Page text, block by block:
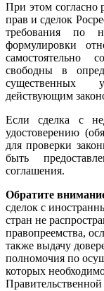
При этом согласно
прав и сделок
требования по
формулировки
самостоятельно
свободны в
существенных
действующим
Если сделка с
удостоверению
для проверки
быть
соглашения.
Обратите
сделок с
стран не
правопреемства,
также выдачу
полномочия по
которых